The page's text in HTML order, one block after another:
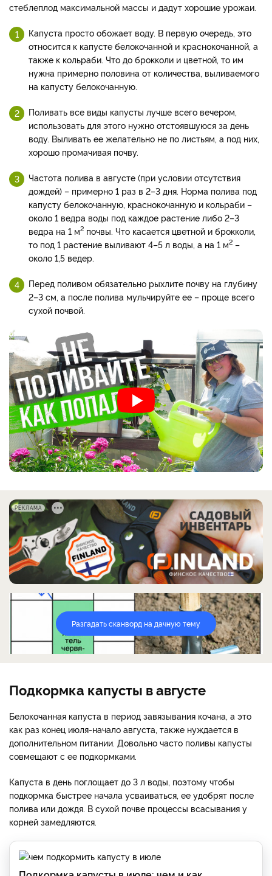
стеблеплод максимальной массы и дадут хорошие урожаи.
Капуста просто обожает воду. В первую очередь, это
относится к капусте белокочанной и краснокочанной, а
также к кольраби. Что до брокколи и цветной, то им
нужна примерно половина от количества, выливаемого
на капусту белокочанную.
Поливать все виды капусты лучше всего вечером,
использовать для этого нужно отстоявшуюся за день
воду. Выливать ее желательно не по листьям, а под них,
хорошо промачивая почву.
Частота полива в августе (при условии отсутствия
дождей) – примерно 1 раз в 2–3 дня. Норма полива под
капусту белокочанную, краснокочанную и кольраби –
около 1 ведра воды под каждое растение либо 2–3
ведра на 1 м2 почвы. Что касается цветной и брокколи,
то под 1 растение выливают 4–5 л воды, а на 1 м2 –
около 1,5 ведер.
Перед поливом обязательно рыхлите почву на глубину
2–3 см, а после полива мульчируйте ее – проще всего
сухой почвой.
РЕКЛАМА
Разгадать сканворд на дачную тему
Подкормка капусты в августе
Белокочанная капуста в период завязывания кочана, а это
как раз конец июля-начало августа, также нуждается в
дополнительном питании. Довольно часто поливы капусты
совмещают с ее подкормками.
Капуста в день поглощает до 3 л воды, поэтому чтобы
подкормка быстрее начала усваиваться, ее удобрят после
полива или дождя. В сухой почве процессы всасывания у
корней замедляются.